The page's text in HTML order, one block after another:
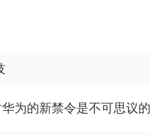
为的新禁令是不可思议